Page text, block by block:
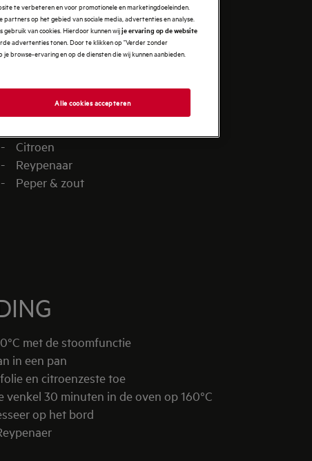
INGREDIËNTEN
- Olijfolie
- Venkelzaad
- Citroen
- Reypenaar
- Peper & zout
met de stoomfunctie
in een pan
en citroenzeste toe
30 minuten in de oven op 160°C
op het bord
te verbeteren en voor promotionele en marketingdoeleinden.
op het gebied van sociale media, advertenties en analyse.
van cookies. Hierdoor kunnen wijje ervaring op de website
advertenties tonen. Door te klikken op "Verder zonder
browse-ervaring en op de diensten die wij kunnen aanbieden.
Alle cookies accepteren